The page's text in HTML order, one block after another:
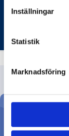
Inställningar
Statistik
Marknadsföring